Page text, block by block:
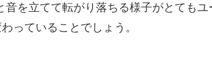
音を立てて転がり落ちる様子がとても
っていることでしょう。